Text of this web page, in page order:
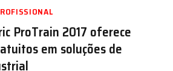
ProTrain 2017 oferece
em soluções de